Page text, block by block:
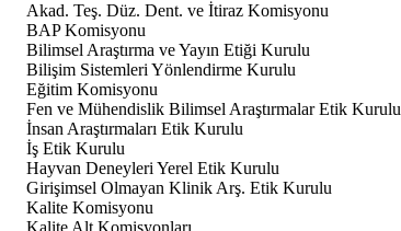
Akad. Teş. Düz. Dent. ve İtiraz Komisyonu
BAP Komisyonu
Bilimsel Araştırma ve Yayın Etiği Kurulu
Bilişim Sistemleri Yönlendirme Kurulu
Eğitim Komisyonu
Fen ve Mühendislik Bilimsel Araştırmalar Etik Kurulu
İnsan Araştırmaları Etik Kurulu
İş Etik Kurulu
Hayvan Deneyleri Yerel Etik Kurulu
Girişimsel Olmayan Klinik Arş. Etik Kurulu
Kalite Komisyonu